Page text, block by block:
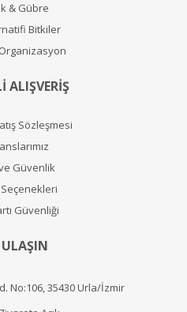
& Gübre
Bitkiler
ALIŞVERİŞ
Sözleşmesi
Güvenlik
Güvenliği
ULAŞIN
No:106, 35430 Urla/İzmir